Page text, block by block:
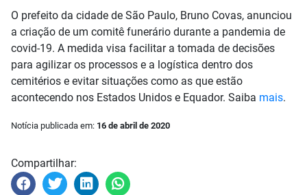
O prefeito da cidade de São Paulo, Bruno Covas, anunciou
a criação de um comitê funerário durante a pandemia de
covid-19. A medida visa facilitar a tomada de decisões
para agilizar os processos e a logística dentro dos
cemitérios e evitar situações como as que estão
acontecendo nos Estados Unidos e Equador. Saiba mais.
Notícia publicada em: 16 de abril de 2020
Compartilhar: